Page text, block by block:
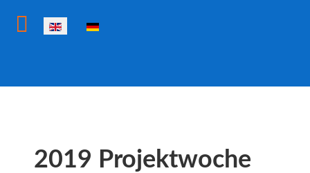
Select your language
2019 Projektwoche